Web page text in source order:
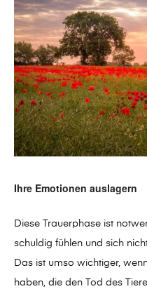
Ihre Emotionen auslagern
Diese Trauerphase ist
schuldig fühlen und sich
Das ist umso wichtiger,
haben, die den Tod des